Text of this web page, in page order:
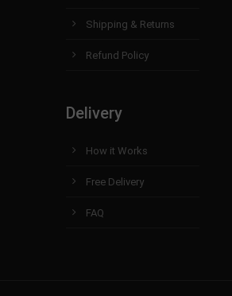
Shipping & Returns
Refund Policy
Delivery
How it Works
Free Delivery
FAQ